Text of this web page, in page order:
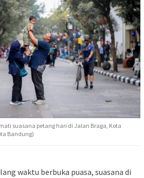
suasana petang hari di Jalan Braga, Kota
Bandung)
waktu berbuka puasa, suasana di